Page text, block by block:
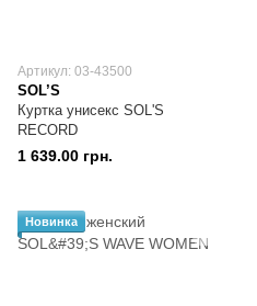
Артикул: 03-43500
SOL’S
Куртка унисекс SOL'S
RECORD
1 639.00 грн.
Новинка